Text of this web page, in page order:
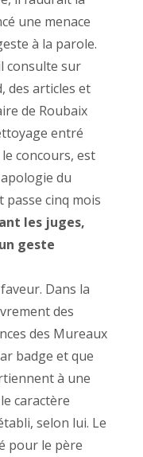
une menace
à la parole.
consulte sur
des articles et
de Roubaix
entré
concours, est
du
cinq mois
les juges,
geste
Dans la
des
des Mureaux
badge et que
à une
caractère
selon lui. Le
pour le père